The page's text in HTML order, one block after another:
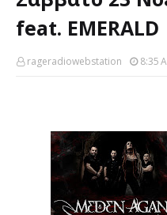
feat. EMERALD
rageradiowebstation 8:35